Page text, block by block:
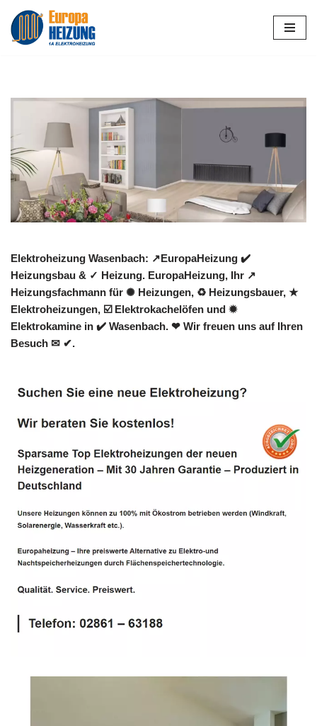
Zum
Elektroheizung Wasenbach: ↗️EuropaHeizung ✔️
Heizungsbau & ✓ Heizung. EuropaHeizung, Ihr ↗️
Heizungsfachmann für ✺ Heizungen, ♻ Heizungsbauer, ★
Elektroheizungen, ☑️ Elektrokachelöfen und ✹
Elektrokamine in ✔️ Wasenbach. ❤ Wir freuen uns auf Ihren
Besuch ✉ ✔.